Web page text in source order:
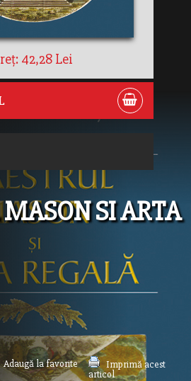
42,28 Lei
SI ARTA
Adaugă la favorite
Imprimă acest
articol